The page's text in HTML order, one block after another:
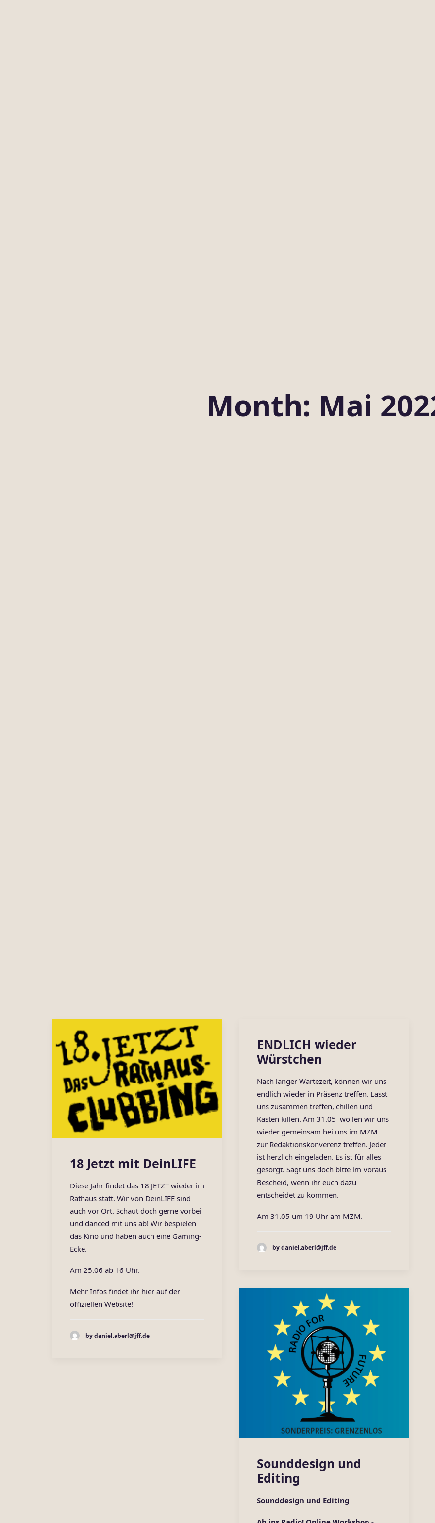
Month: Mai
18 Jetzt mit DeinLIFE
Diese Jahr findet das 18 JETZT wieder im
Rathaus statt. Wir von DeinLIFE sind
auch vor Ort. Schaut doch gerne vorbei
und danced mit uns ab! Wir bespielen
das Kino und haben auch eine Gaming-
Ecke.
Am 25.06 ab 16 Uhr.
Mehr Infos findet ihr hier auf der
offiziellen Website!
by daniel.aberl@jff.de
ENDLICH wieder
Würstchen
Nach langer Wartezeit, können wir uns
endlich wieder in Präsenz treffen. Lasst
uns zusammen treffen, chillen und
Kasten killen. Am 31.05 wollen wir uns
wieder gemeinsam bei uns im MZM
zur Redaktionskonverenz treffen. Jeder
ist herzlich eingeladen. Es ist für alles
gesorgt. Sagt uns doch bitte im Voraus
Bescheid, wenn ihr euch dazu
entscheidet zu kommen.
Am 31.05 um 19 Uhr am MZM.
by daniel.aberl@jff.de
Sounddesign und
Editing
Sounddesign und Editing